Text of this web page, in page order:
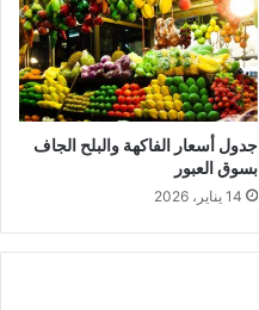
جدول أسعار الفاكهة والبلح الجاف
بسوق العبور
14 يناير، 2026